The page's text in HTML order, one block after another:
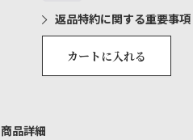
返品特約に関する重要事項
カートに入れる
商品詳細